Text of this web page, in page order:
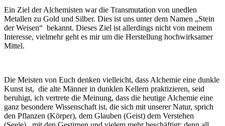
Ein Ziel der Alchemisten war die Transmutation von unedlen
Metallen zu Gold und Silber. Dies ist uns unter dem Namen „Stein
der Weisen“ bekannt. Dieses Ziel ist allerdings nicht von meinem
Interesse, vielmehr geht es mir um die Herstellung hochwirksamer
Mittel.
Die Meisten von Euch denken vielleicht, dass Alchemie eine dunkle
Kunst ist, die alte Männer in dunklen Kellern praktizieren, seid
beruhigt, ich vertrete die Meinung, dass die heutige Alchemie eine
ganz besondere Wissenschaft ist, die sich mit unserer Natur, sprich
den Pflanzen (Körper), dem Glauben (Geist) dem Verstehen